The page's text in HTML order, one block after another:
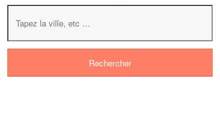
✕